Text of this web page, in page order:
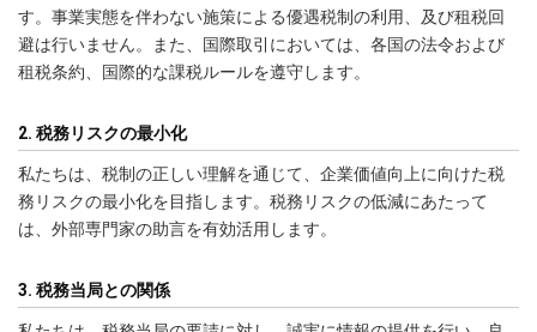
す。事業実態を伴わない施策による優遇税制の利用、及び租税回
避は行いません。また、国際取引においては、各国の法令および
租税条約、国際的な課税ルールを遵守します。
2. 税務リスクの最小化
私たちは、税制の正しい理解を通じて、企業価値向上に向けた税
務リスクの最小化を目指します。税務リスクの低減にあたって
は、外部専門家の助言を有効活用します。
3. 税務当局との関係